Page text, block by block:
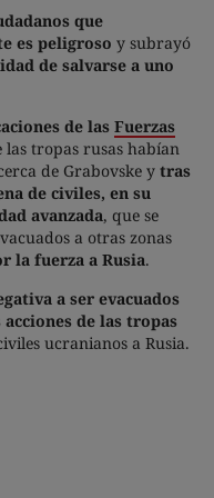
que
es peligroso y subrayó
de salvarse a uno
de las Fuerzas
tropas rusas habían
de Grabovske y tras
de civiles, en su
avanzada, que se
a otras zonas
la fuerza a Rusia.
a ser evacuados
de las tropas
ucranianos a Rusia.